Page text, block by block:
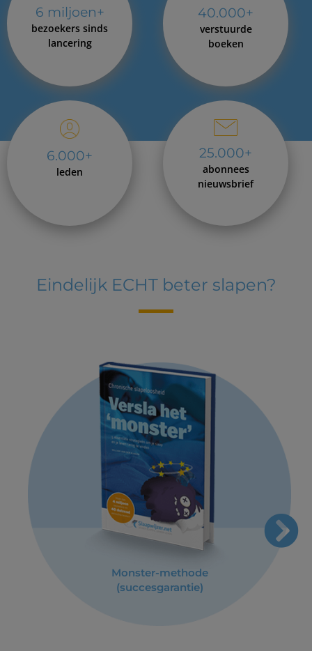
6 miljoen+
bezoekers sinds
lancering
40.000+
verstuurde
boeken
6.000+
leden
25.000+
abonnees
nieuwsbrief
Eindelijk ECHT beter slapen?
Monster-methode
(succesgarantie)